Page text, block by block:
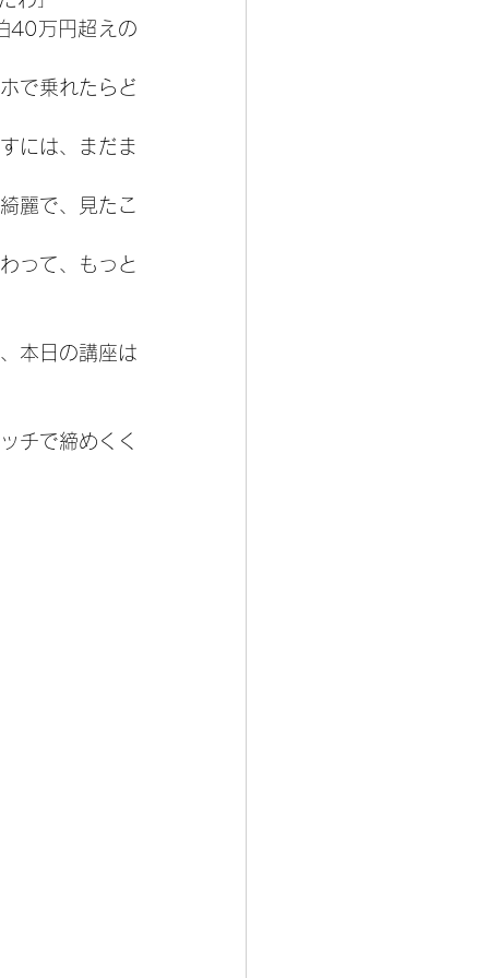
40万円超えの
で乗れたらど
には、まだま
麗で、見たこ
って、もっと
本日の講座は
チで締めくく